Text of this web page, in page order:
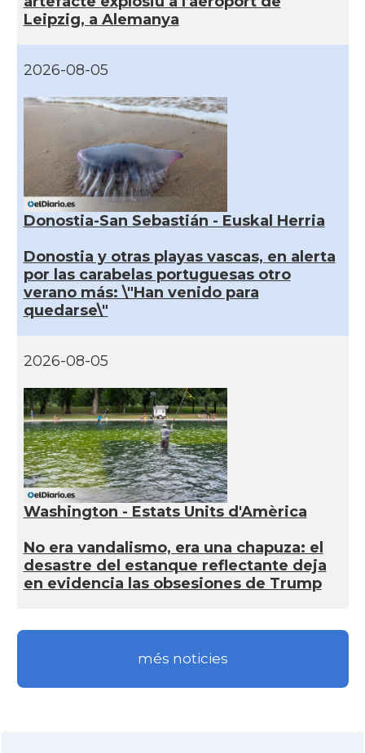
Leipzig, a Alemanya
2026-08-05
Donostia-San Sebastián - Euskal Herria
Donostia y otras playas vascas, en alerta
por las carabelas portuguesas otro
verano más: \"Han venido para
quedarse\"
2026-08-05
Washington - Estats Units d'Amèrica
No era vandalismo, era una chapuza: el
desastre del estanque reflectante deja
en evidencia las obsesiones de Trump
més noticies